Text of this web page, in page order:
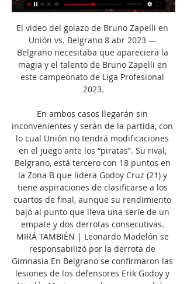
El video del golazo de Bruno Zapelli en
Unión vs. Belgrano 8 abr 2023 —
Belgrano necesitaba que apareciera la
magia y el talento de Bruno Zapelli en
este campeonato de Liga Profesional
2023.
En ambos casos llegarán sin
inconvenientes y serán de la partida, con
lo cual Unión no tendrá modificaciones
en el juego ante los “piratas”. Su rival,
Belgrano, está tercero con 18 puntos en
la Zona B que lidera Godoy Cruz (21) y
tiene aspiraciones de clasificarse a los
cuartos de final, aunque su rendimiento
bajó al punto que lleva una serie de un
empate y dos derrotas consecutivas.
MIRÁ TAMBIÉN | Leonardo Madelón se
responsabilizó por la derrota de
Gimnasia En Belgrano se confirmaron las
lesiones de los defensores Erik Godoy y